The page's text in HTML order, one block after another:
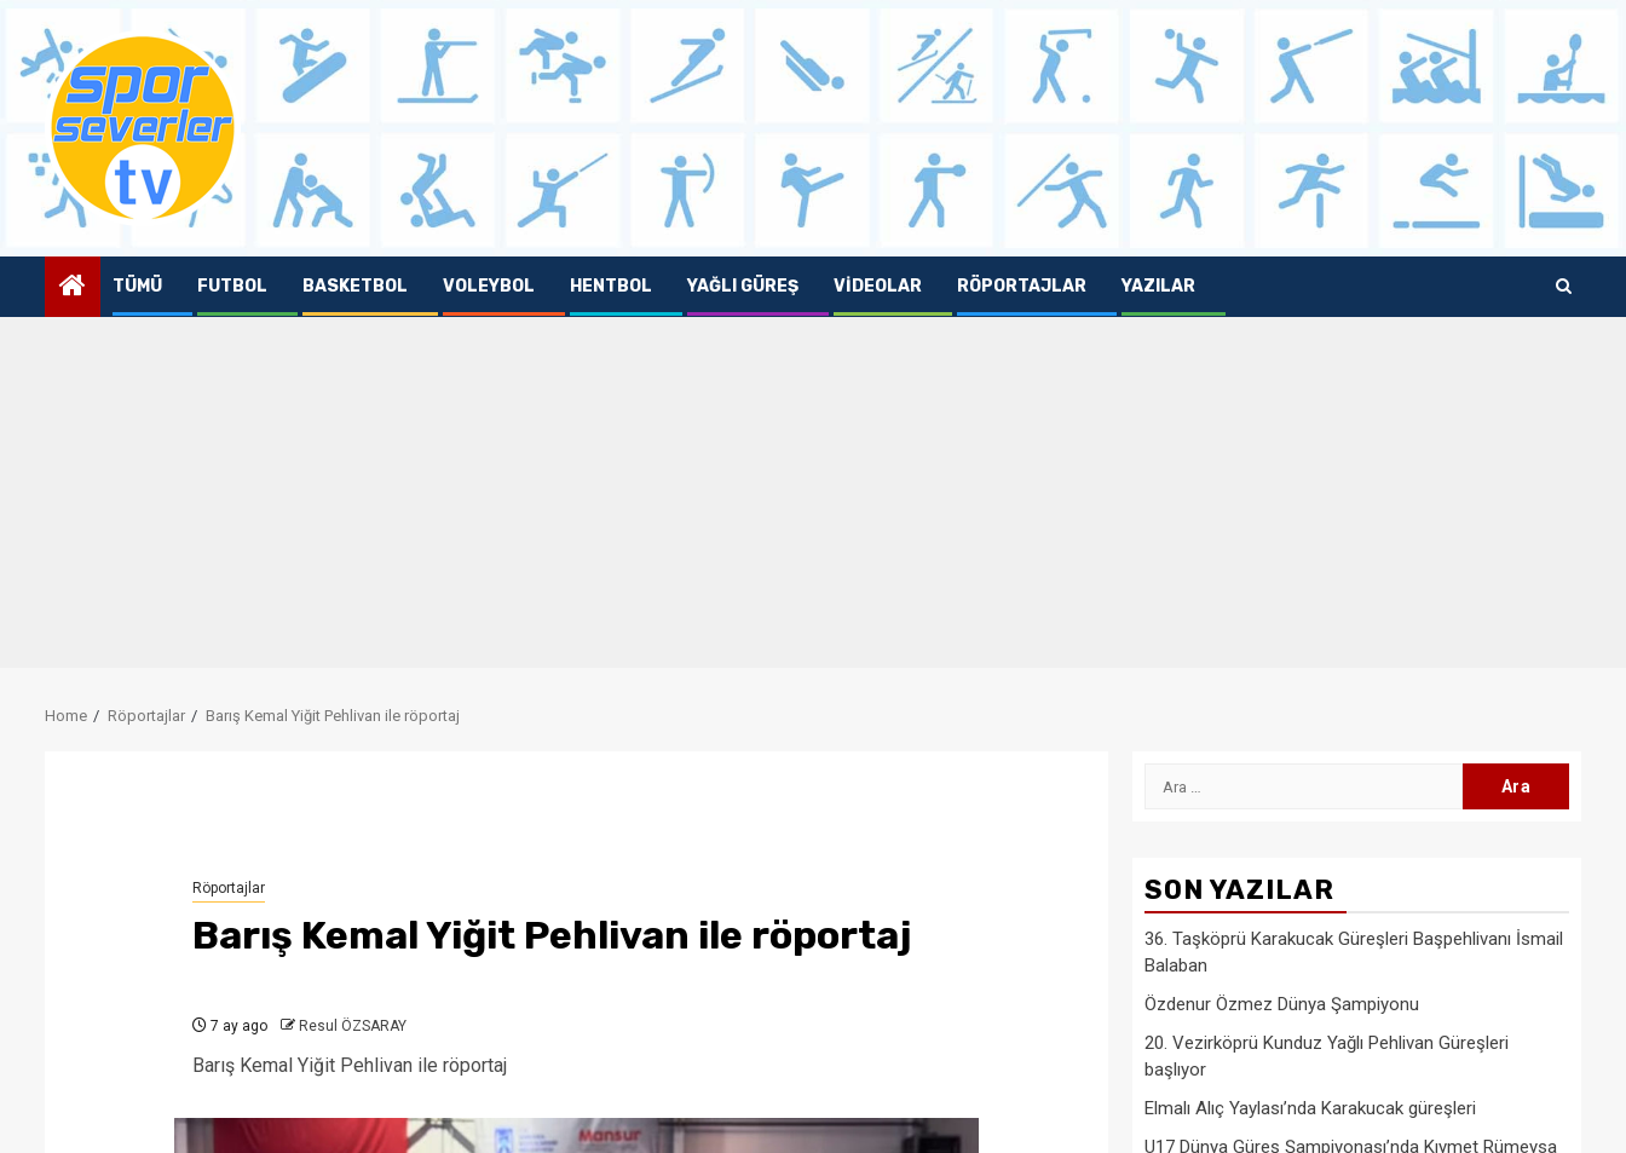
content
TÜMÜ FUTBOL BASKETBOL VOLEYBOL HENTBOL YAĞLI GÜREŞ VIDEOLAR RÖPORTAJLAR YAZILAR
Home Röportajlar Barış Kemal Yiğit Pehlivan ile röportaj
Röportajlar
Barış Kemal Yiğit Pehlivan ile röportaj
7 ay ago Resul ÖZSARAY
Barış Kemal Yiğit Pehlivan ile röportaj
Arama:
SON YAZILAR
36. Taşköprü Karakucak Güreşleri Başpehlivanı İsmail
Balaban
Özdenur Özmez Dünya Şampiyonu
20. Vezirköprü Kunduz Yağlı Pehlivan Güreşleri
başlıyor
Elmalı Alıç Yaylası’nda Karakucak güreşleri
U17 Dünya Güreş Şampiyonası’nda Kıymet Rümeysa